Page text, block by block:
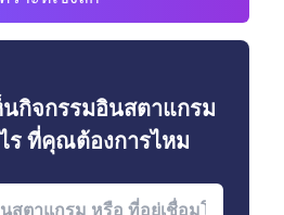
นกิจกรรมอินสตาแกรม
ร ที่คุณต้องการไหม